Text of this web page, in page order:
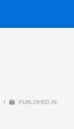
/ PUBLISHED IN